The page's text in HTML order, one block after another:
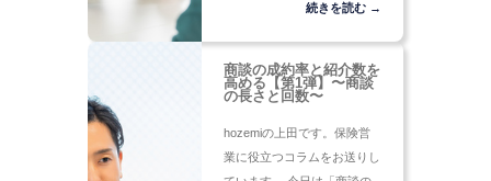
続きを読む →
商談の成約率と紹介数を
高める【第1弾】〜商談
の長さと回数〜
hozemiの上田です。保険営
業に役立つコラムをお送りし